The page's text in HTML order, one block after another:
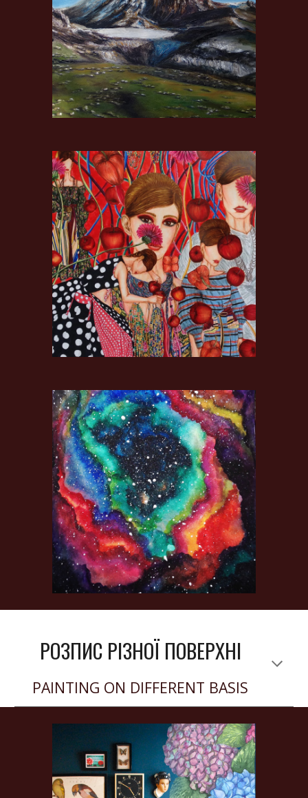
РОЗПИС РІЗНОЇ ПОВЕРХНІ
PAINTING ON DIFFERENT BASIS